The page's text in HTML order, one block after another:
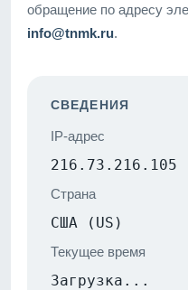
обращение по адресу
info@tnmk.ru.
СВЕДЕНИЯ
IP-адрес
216.73.216.105
Страна
США (US)
Текущее время
Загрузка...